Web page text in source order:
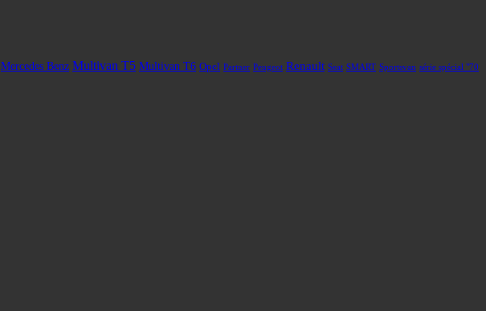
Mercedes Benz Multivan T5 Multivan T6 Opel Partner Peugeot Renault Seat SMART Sportsvan série spécial "70